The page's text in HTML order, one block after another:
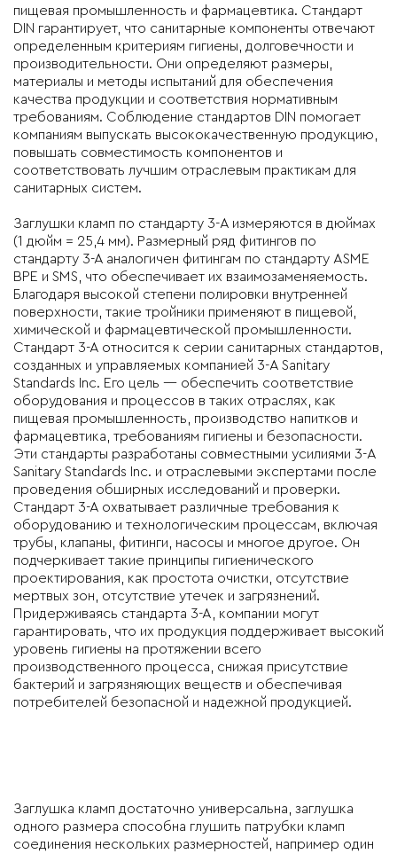
пищевая промышленность и фармацевтика. Стандарт
DIN гарантирует, что санитарные компоненты отвечают
определенным критериям гигиены, долговечности и
производительности. Они определяют размеры,
материалы и методы испытаний для обеспечения
качества продукции и соответствия нормативным
требованиям. Соблюдение стандартов DIN помогает
компаниям выпускать высококачественную продукцию,
повышать совместимость компонентов и
соответствовать лучшим отраслевым практикам для
санитарных систем.
Заглушки кламп по стандарту 3-A измеряются в дюймах
(1 дюйм = 25,4 мм). Размерный ряд фитингов по
стандарту 3-А аналогичен фитингам по стандарту ASME
BPE и SMS, что обеспечивает их взаимозаменяемость.
Благодаря высокой степени полировки внутренней
поверхности, такие тройники применяют в пищевой,
химической и фармацевтической промышленности.
Стандарт 3-А относится к серии санитарных стандартов,
созданных и управляемых компанией 3-A Sanitary
Standards Inc. Его цель — обеспечить соответствие
оборудования и процессов в таких отраслях, как
пищевая промышленность, производство напитков и
фармацевтика, требованиям гигиены и безопасности.
Эти стандарты разработаны совместными усилиями 3-A
Sanitary Standards Inc. и отраслевыми экспертами после
проведения обширных исследований и проверки.
Стандарт 3-А охватывает различные требования к
оборудованию и технологическим процессам, включая
трубы, клапаны, фитинги, насосы и многое другое. Он
подчеркивает такие принципы гигиенического
проектирования, как простота очистки, отсутствие
мертвых зон, отсутствие утечек и загрязнений.
Придерживаясь стандарта 3-А, компании могут
гарантировать, что их продукция поддерживает высокий
уровень гигиены на протяжении всего
производственного процесса, снижая присутствие
бактерий и загрязняющих веществ и обеспечивая
потребителей безопасной и надежной продукцией.
Заглушка кламп достаточно универсальна, заглушка
одного размера способна глушить патрубки кламп
соединения нескольких размерностей, например один